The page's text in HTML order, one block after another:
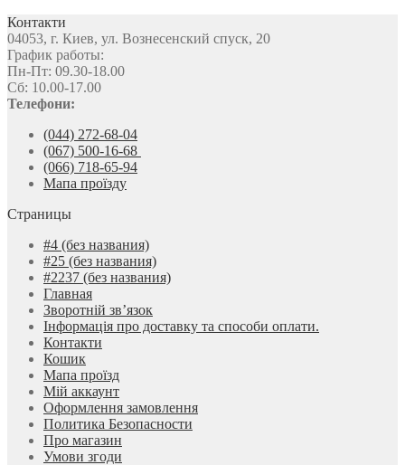
Контакти
04053, г. Киев, ул. Вознесенский спуск, 20
График работы:
Пн-Пт: 09.30-18.00
Сб: 10.00-17.00
Телефони:
(044) 272-68-04
(067) 500-16-68
(066) 718-65-94
Мапа проїзду
Страницы
#4 (без названия)
#25 (без названия)
#2237 (без названия)
Главная
Зворотній зв’язок
Інформація про доставку та способи оплати.
Контакти
Кошик
Мапа проїзд
Мій аккаунт
Оформлення замовлення
Политика Безопасности
Про магазин
Умови згоди